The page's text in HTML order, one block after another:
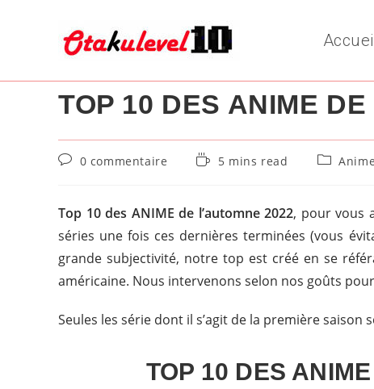
TOP 10 DES ANIME DE
Commentaires
publication :
0 commentaire
Temps5 mins read
PostAnime
Top 10 des ANIME de l’automne 2022, pour vous
séries une fois ces dernières terminées (vous
grande subjectivité, notre top est créé en se
américaine. Nous intervenons selon nos goûts
Seules les série dont il s’agit de la première saison
TOP 10 DES